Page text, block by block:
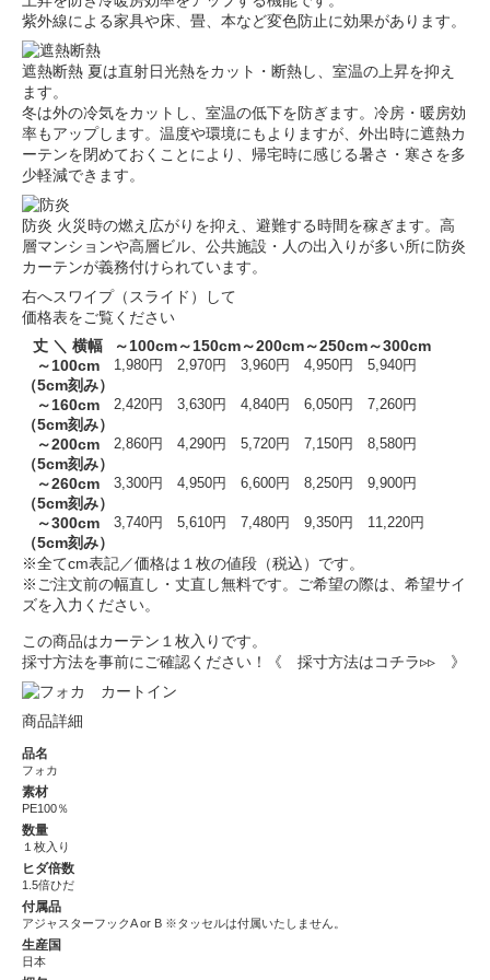
紫外線による家具や床、畳、本など変色防止に効果があります。
遮熱断熱 夏は直射日光熱をカット・断熱し、室温の上昇を抑え
ます。
冬は外の冷気をカットし、室温の低下を防ぎます。冷房・暖房効
率もアップします。温度や環境にもよりますが、外出時に遮熱カ
ーテンを閉めておくことにより、帰宅時に感じる暑さ・寒さを多
少軽減できます。
防炎 火災時の燃え広がりを抑え、避難する時間を稼ぎます。高
層マンションや高層ビル、公共施設・人の出入りが多い所に防炎
カーテンが義務付けられています。
右へスワイプ（スライド）して
価格表をご覧ください
丈 ＼ 横幅
～100cm～150cm～200cm～250cm～300cm
～100cm
（5cm刻み）
1,980円 2,970円 3,960円 4,950円 5,940円
～160cm
（5cm刻み）
2,420円 3,630円 4,840円 6,050円 7,260円
～200cm
（5cm刻み）
2,860円 4,290円 5,720円 7,150円 8,580円
～260cm
（5cm刻み）
3,300円 4,950円 6,600円 8,250円 9,900円
～300cm
（5cm刻み）
3,740円 5,610円 7,480円 9,350円 11,220円
※全てcm表記／価格は１枚の値段（税込）です。
※ご注文前の幅直し・丈直し無料です。ご希望の際は、希望サイ
ズを入力ください。
この商品はカーテン１枚入りです。
採寸方法を事前にご確認ください！
《 採寸方法はコチラ▹▹ 》
商品詳細
品名
フォカ
素材
PE100％
数量
１枚入り
ヒダ倍数
1.5倍ひだ
付属品
アジャスターフックA or B ※タッセルは付属いたしません。
生産国
日本